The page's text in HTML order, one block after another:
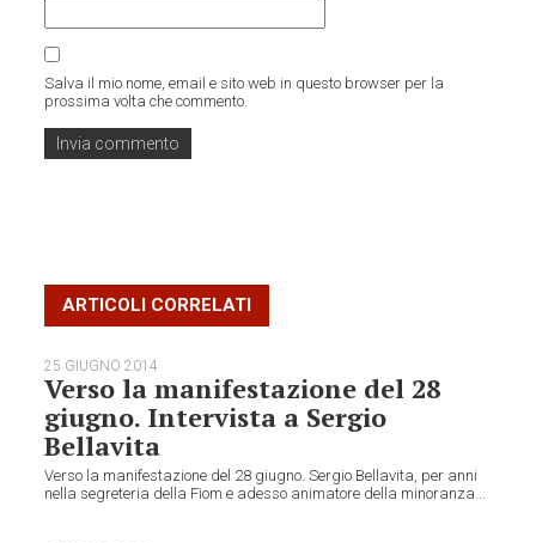
Salva il mio nome, email e sito web in questo browser per la
prossima volta che commento.
ARTICOLI CORRELATI
25 GIUGNO 2014
Verso la manifestazione del 28
giugno. Intervista a Sergio
Bellavita
Verso la manifestazione del 28 giugno. Sergio Bellavita, per anni
nella segreteria della Fiom e adesso animatore della minoranza...